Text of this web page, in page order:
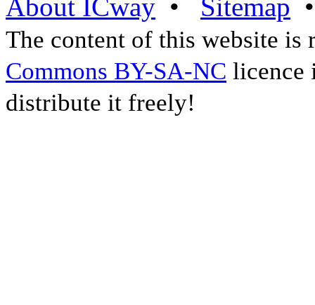
About ICway • Sitemap
The content of this website is
Commons BY-SA-NC licence
distribute it freely!